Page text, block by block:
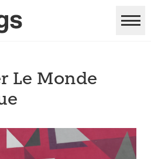
Le Monde